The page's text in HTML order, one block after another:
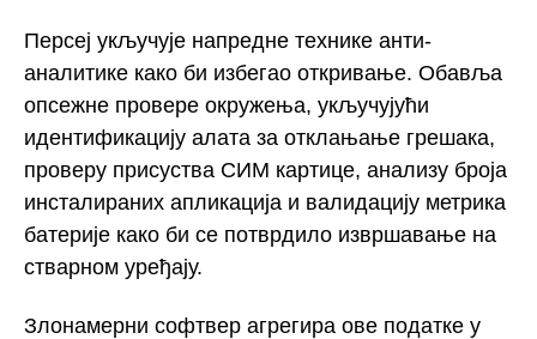
Персеј укључује напредне технике анти-
аналитике како би избегао откривање. Обавља
опсежне провере окружења, укључујући
идентификацију алата за отклањање грешака,
проверу присуства СИМ картице, анализу броја
инсталираних апликација и валидацију метрика
батерије како би се потврдило извршавање на
стварном уређају.
Злонамерни софтвер агрегира ове податке у